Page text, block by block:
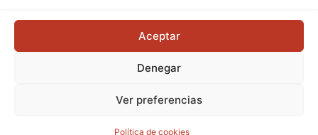
Aceptar
Denegar
Ver preferencias
Política de cookies